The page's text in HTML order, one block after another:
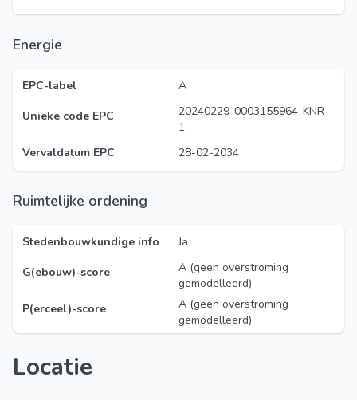
Energie
EPC-label
A
Unieke code EPC
20240229-0003155964-KNR-
1
Vervaldatum EPC
28-02-2034
Ruimtelijke ordening
Stedenbouwkundige info
Ja
G(ebouw)-score
A (geen overstroming
gemodelleerd)
P(erceel)-score
A (geen overstroming
gemodelleerd)
Locatie